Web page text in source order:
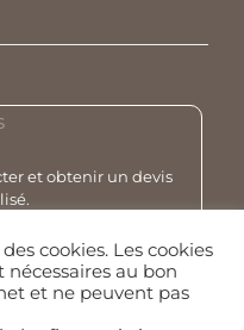
et obtenir un devis
cookies. Les cookies
au bon
et ne peuvent pas